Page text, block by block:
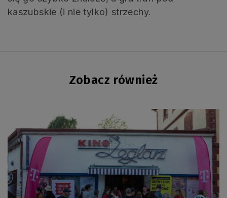
kaszubskie (i nie tylko) strzechy.
Zobacz również